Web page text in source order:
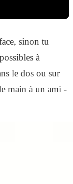
sinon tu
à
le dos ou sur
main à un ami -